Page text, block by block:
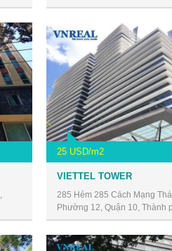
25 USD/m2
VIETTEL TOWER
285 Hẻm 285 Cách Mạng
Phường 12, Quận 10, Thành
Chí Minh, Vietnam